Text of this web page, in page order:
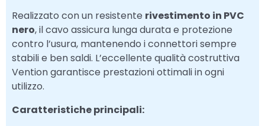
Realizzato con un resistente rivestimento in PVC
nero, il cavo assicura lunga durata e protezione
contro l’usura, mantenendo i connettori sempre
stabili e ben saldi. L’eccellente qualità costruttiva
Vention garantisce prestazioni ottimali in ogni
utilizzo.
Caratteristiche principali: